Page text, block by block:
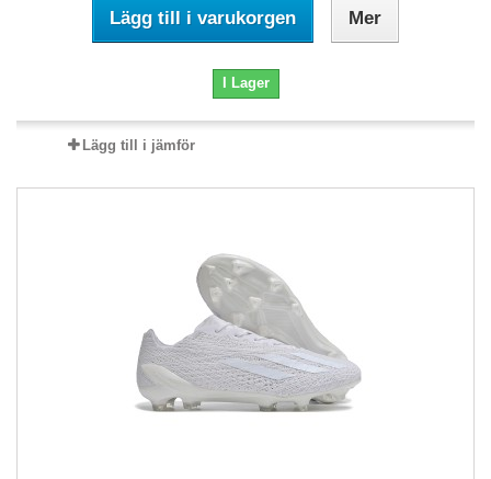
Lägg till i varukorgen Mer
I Lager
Lägg till i jämför